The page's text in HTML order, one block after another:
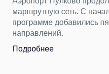
маршрутную сеть. С
программе добавились
направлений.
Подробнее